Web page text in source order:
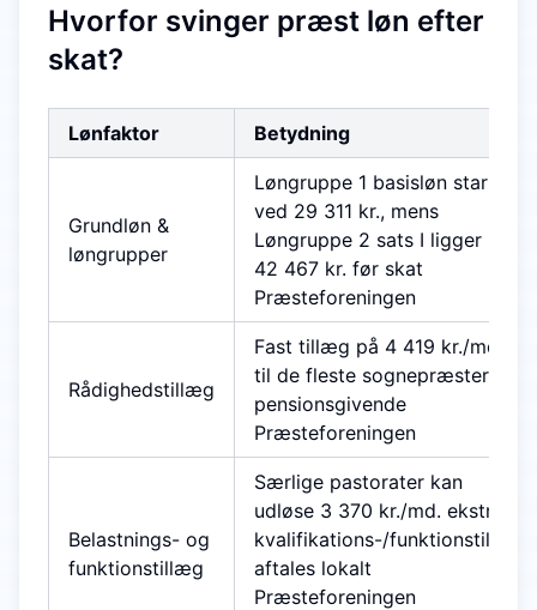
Hvorfor svinger præst løn efter
skat?
Lønfaktor Betydning
Grundløn &
løngrupper
Løngruppe 1 basisløn starter
ved 29 311 kr., mens
Løngruppe 2 sats I ligger på
42 467 kr. før skat
Præsteforeningen
Rådighedstillæg
Fast tillæg på 4 419 kr./md.
til de fleste sognepræster –
pensionsgivende
Præsteforeningen
Belastnings- og
funktions­tillæg
Særlige pastorater kan
udløse 3 370 kr./md. ekstra;
kvalifikations-/funktionstillæg
aftales lokalt
Præsteforeningen